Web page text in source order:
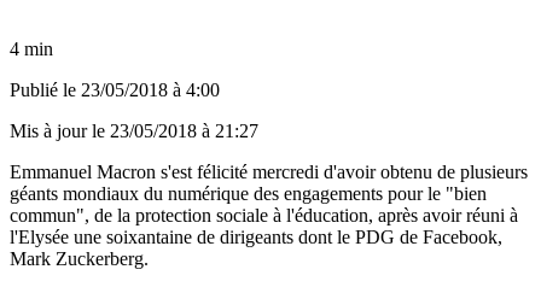
4 min
Publié le 23/05/2018 à 4:00
Mis à jour le 23/05/2018 à 21:27
Emmanuel Macron s'est félicité mercredi d'avoir obtenu de plusieurs
géants mondiaux du numérique des engagements pour le "bien
commun", de la protection sociale à l'éducation, après avoir réuni à
l'Elysée une soixantaine de dirigeants dont le PDG de Facebook,
Mark Zuckerberg.